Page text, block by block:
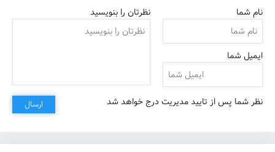
نام شما
ایمیل شما
نظرتان را بنویسید
نظر شما پس از تایید مدیریت درج خواهد شد ارسال